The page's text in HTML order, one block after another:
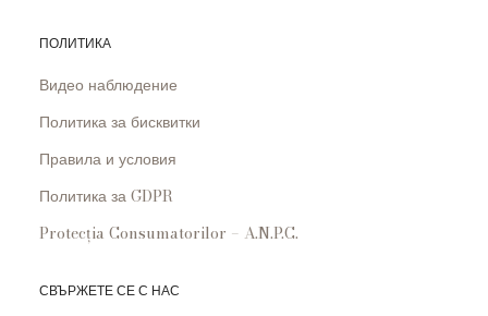
ПОЛИТИКА
Видео наблюдение
Политика за бисквитки
Правила и условия
Политика за GDPR
Protecția Consumatorilor – A.N.P.C.
СВЪРЖЕТЕ СЕ С НАС